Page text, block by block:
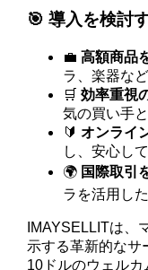
🎯 導入を検討
💼高額商品
ラ、楽器な
🛒効率重視
気の買い手
🔰オンライ
し、安心し
🌍 国際取引
ラを活用し
IMAYSELLITは、
示する革新的なサ
10ドルのウェルカ